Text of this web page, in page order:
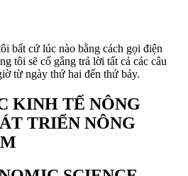
bất cứ lúc nào bằng cách gọi điện
tôi sẽ cố gắng trả lời tất cả các câu
từ ngày thứ hai đến thứ bảy.
KINH TẾ NÔNG
TRIỂN NÔNG